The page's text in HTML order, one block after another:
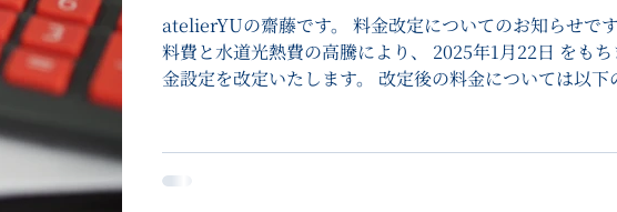
atelierYUの齋藤です。 料金改定についてのお知らせで
料費と水道光熱費の高騰により、 2025年1月22日 をも
金設定を改定いたします。 改定後の料金については以下